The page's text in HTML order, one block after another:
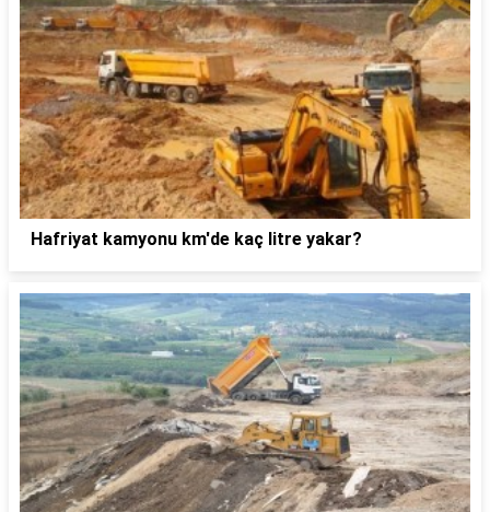
Hafriyat kamyonu km'de kaç litre yakar?